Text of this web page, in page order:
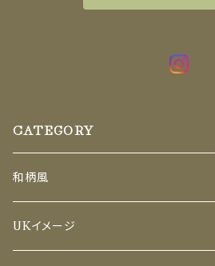
CATEGORY
和柄風
セット
UKイメージ